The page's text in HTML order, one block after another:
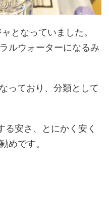
となっていました。
ルウォーターになるみ
っており、分類として
る安さ、とにかく安く
めです。